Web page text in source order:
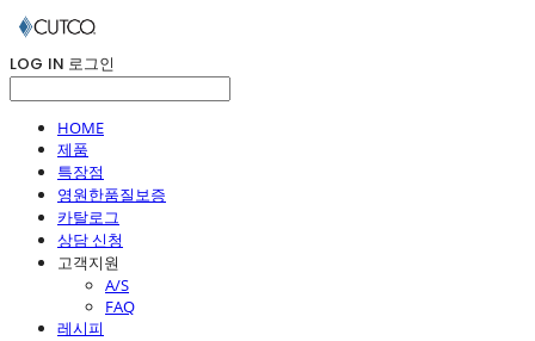
LOG IN 로그인
HOME
제품
특장점
영원한품질보증
카탈로그
상담 신청
고객지원
A/S
FAQ
레시피